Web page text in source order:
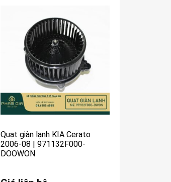
Quạt giàn lạnh KIA Cerato
2006-08 | 971132F000-
DOOWON